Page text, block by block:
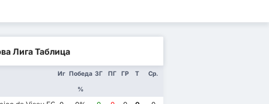
Лига Таблица
Иг Победа
%
ЗГ ПГ ГР Т Ср.